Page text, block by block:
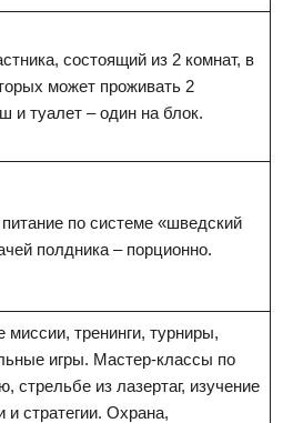
состоящий из 2 комнат, в
может проживать 2
и туалет – один на блок.
по системе «шведский
полдника – порционно.
тренинги, турниры,
игры. Мастер-классы по
стрельбе из лазертаг, изучение
и стратегии. Охрана,